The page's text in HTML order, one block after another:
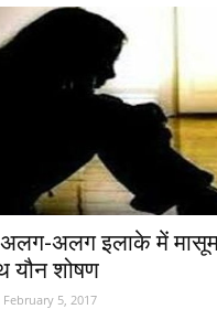
अलग-अलग इलाके में
यौन शोषण
February 5, 2017